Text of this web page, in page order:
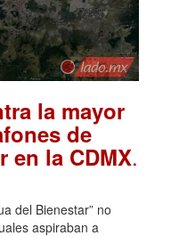
la mayor
de
en la CDMX.
del Bienestar” no
aspiraban a